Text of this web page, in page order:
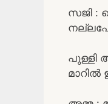
സജി :
പുള്ളി
മാറിൽ